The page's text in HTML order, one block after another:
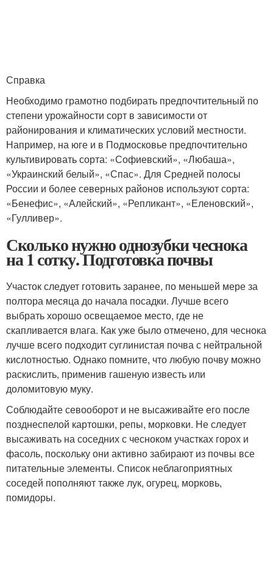
Справка
Необходимо грамотно подбирать предпочтительный по
степени урожайности сорт в зависимости от
районирования и климатических условий местности.
Например, на юге и в Подмосковье предпочтительно
культивировать сорта: «Софиевский», «Любаша»,
«Украинский белый», «Спас». Для Средней полосы
России и более северных районов используют сорта:
«Бенефис», «Алейский», «Репликант», «Еленовский»,
«Гулливер».
Сколько нужно однозубки чеснока
на 1 сотку. Подготовка почвы
Участок следует готовить заранее, по меньшей мере за
полтора месяца до начала посадки. Лучше всего
выбрать хорошо освещаемое место, где не
скапливается влага. Как уже было отмечено, для чеснока
лучше всего подходит суглинистая почва с нейтральной
кислотностью. Однако помните, что любую почву можно
раскислить, применив гашеную известь или
доломитовую муку.
Соблюдайте севооборот и не высаживайте его после
позднеспелой картошки, репы, морковки. Не следует
высаживать на соседних с чесноком участках горох и
фасоль, поскольку они активно забирают из почвы все
питательные элементы. Список неблагоприятных
соседей пополняют также лук, огурец, морковь,
помидоры.